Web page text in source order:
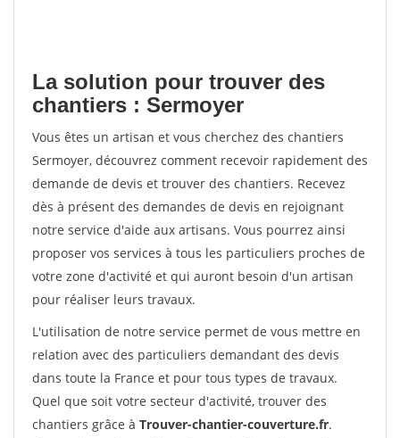
La solution pour trouver des
chantiers : Sermoyer
Vous êtes un artisan et vous cherchez des chantiers
Sermoyer, découvrez comment recevoir rapidement des
demande de devis et trouver des chantiers. Recevez
dès à présent des demandes de devis en rejoignant
notre service d'aide aux artisans. Vous pourrez ainsi
proposer vos services à tous les particuliers proches de
votre zone d'activité et qui auront besoin d'un artisan
pour réaliser leurs travaux.
L'utilisation de notre service permet de vous mettre en
relation avec des particuliers demandant des devis
dans toute la France et pour tous types de travaux.
Quel que soit votre secteur d'activité, trouver des
chantiers grâce à Trouver-chantier-couverture.fr.